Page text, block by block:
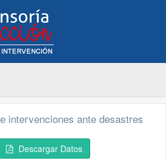
intervenciones ante desastres
Descargar Datos